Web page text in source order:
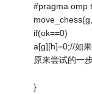
#pragma omp
if(ok==0)
a[g][h]=0;//如
原来尝试的一
}